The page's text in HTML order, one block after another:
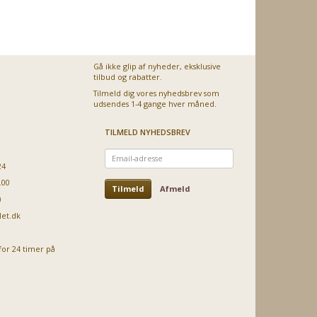
24 timer på
Gå ikke glip af nyheder, eksklusive
tilbud og rabatter.
Tilmeld dig vores nyhedsbrev som
udsendes 1-4 gange hver måned.
TILMELD NYHEDSBREV
Email-
adresse
Tilmeld Afmeld